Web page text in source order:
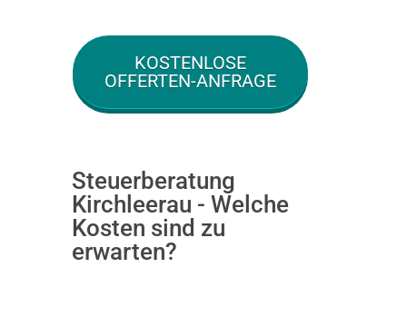
KOSTENLOSE
OFFERTEN-ANFRAGE
Steuerberatung
Kirchleerau - Welche
Kosten sind zu
erwarten?